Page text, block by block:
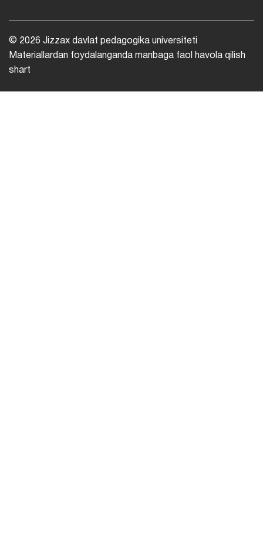
© 2026 Jizzax davlat pedagogika universiteti
Materiallardan foydalanganda manbaga faol havola qilish
shart